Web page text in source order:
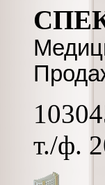
т./ф.